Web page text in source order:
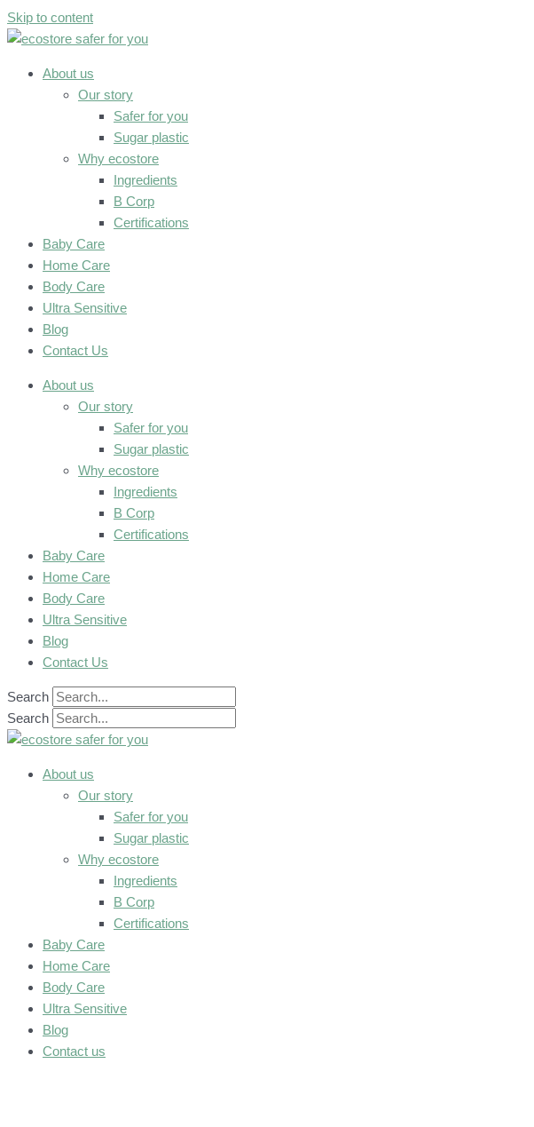
Skip to content
About us
Our story
Safer for you
Sugar plastic
Why ecostore
Ingredients
B Corp
Certifications
Baby Care
Home Care
Body Care
Ultra Sensitive
Blog
Contact Us
About us
Our story
Safer for you
Sugar plastic
Why ecostore
Ingredients
B Corp
Certifications
Baby Care
Home Care
Body Care
Ultra Sensitive
Blog
Contact Us
Search
Search
About us
Our story
Safer for you
Sugar plastic
Why ecostore
Ingredients
B Corp
Certifications
Baby Care
Home Care
Body Care
Ultra Sensitive
Blog
Contact us